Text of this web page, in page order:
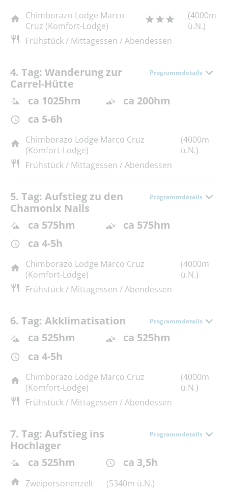
Chimborazo Lodge Marco
Cruz (Komfort-Lodge)
(4000m
ü.N.)
Frühstück / Mittagessen / Abendessen
4. Tag: Wanderung zur
Carrel-Hütte
Programmdetails
ca 1025hm
ca 200hm
ca 5-6h
Chimborazo Lodge Marco Cruz
(Komfort-Lodge)
(4000m
ü.N.)
Frühstück / Mittagessen / Abendessen
5. Tag: Aufstieg zu den
Chamonix Nails
Programmdetails
ca 575hm
ca 575hm
ca 4-5h
Chimborazo Lodge Marco Cruz
(Komfort-Lodge)
(4000m
ü.N.)
Frühstück / Mittagessen / Abendessen
6. Tag: Akklimatisation Programmdetails
ca 525hm
ca 525hm
ca 4-5h
Chimborazo Lodge Marco Cruz
(Komfort-Lodge)
(4000m
ü.N.)
Frühstück / Mittagessen / Abendessen
7. Tag: Aufstieg ins
Hochlager
Programmdetails
ca 525hm ca 3,5h
Zweipersonenzelt
(5340m ü.N.)